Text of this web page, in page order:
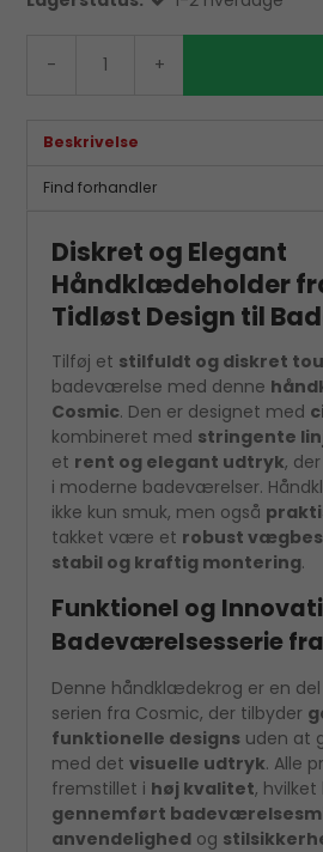
- +
Beskrivelse
Find forhandler
Diskret og Elegant
Håndklædeholder
Tidløst Design til
Tilføj et stilfuldt og diskret
badeværelse med denne
Cosmic. Den er designet med
kombineret med stringente
et rent og elegant udtryk,
i moderne badeværelser.
ikke kun smuk, men også
takket være et robust
stabil og kraftig montering.
Funktionel og
Badeværelsesserie
Denne håndklædekrog er en
serien fra Cosmic, der tilbyder
funktionelle designs uden at
med detvisuelle udtryk. Alle
fremstillet i høj kvalitet,
gennemført
anvendelighed og